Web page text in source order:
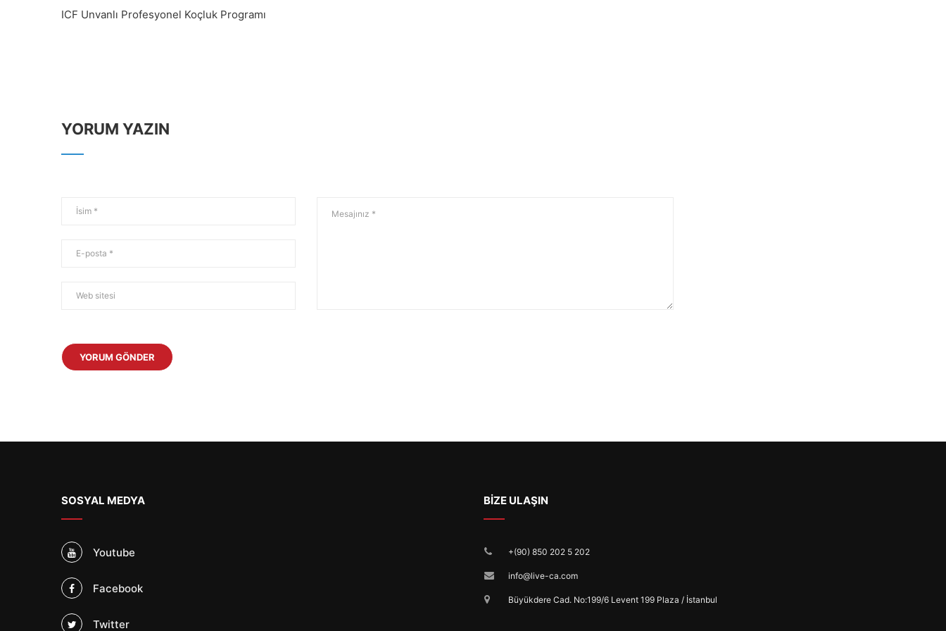
ICF Unvanlı Profesyonel Koçluk Programı
YORUM YAZIN
SOSYAL MEDYA
Youtube
Facebook
Twitter
BİZE ULAŞIN
+(90) 850 202 5 202
info@live-ca.com
Büyükdere Cad. No:199/6 Levent 199 Plaza / İstanbul